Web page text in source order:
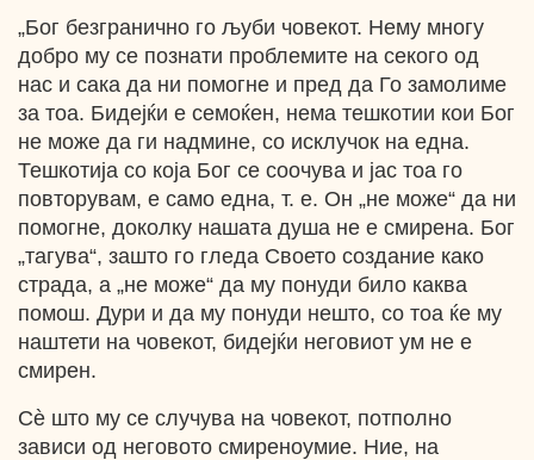
„Бог безгранично го љуби човекот. Нему многу
добро му се познати проблемите на секого од
нас и сака да ни помогне и пред да Го замолиме
за тоа. Бидејќи е семоќен, нема тешкотии кои Бог
не може да ги надмине, со исклучок на една.
Тешкотија со која Бог се соочува и јас тоа го
повторувам, е само една, т. е. Он „не може“ да ни
помогне, доколку нашата душа не е смирена. Бог
„тагува“, зашто го гледа Своето создание како
страда, а „не може“ да му понуди било каква
помош. Дури и да му понуди нешто, со тоа ќе му
наштети на човекот, бидејќи неговиот ум не е
смирен.
Cѐ што му се случува на човекот, потполно
зависи од неговото смиреноумие. Ние, на